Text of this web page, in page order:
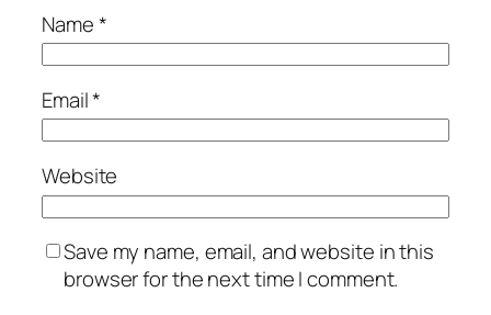
Name*
Email*
Website
Save my name, email, and website in this
browser for the next time I comment.